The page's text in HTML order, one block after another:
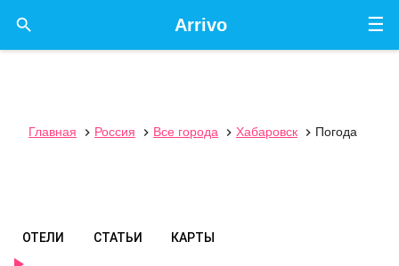
☰
Arrivo

Главная  Россия  Все города  Хабаровск  Погода
ОТЕЛИ СТАТЬИ КАРТЫ